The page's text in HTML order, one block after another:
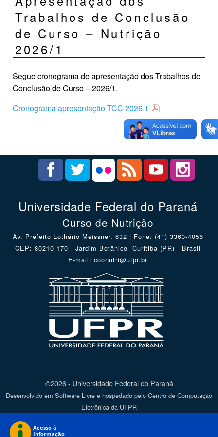
Trabalhos de Conclusão
de Curso – Nutrição
2026/1
Segue cronograma de apresentação dos Trabalhos de
Conclusão de Curso – 2026/1.
Cronograma apresentação TCC 2026.1
Universidade Federal do Paraná
Curso de Nutrição
Av. Prefeito Lothário Meissner, 632 | Fone: (41) 3360-4056
CEP: 80210-170 - Jardim Botânico- Curitiba (PR) - Brasil
E-mail: coonutri@ufpr.br
©2026 - Universidade Federal do Paraná
Desenvolvido em Software Livre e hospedado pelo Centro de Computação
Eletrônica da UFPR